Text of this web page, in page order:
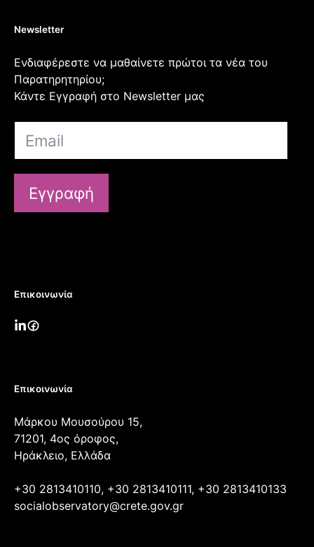
Newsletter
Ενδιαφέρεστε να μαθαίνετε πρώτοι τα νέα του
Παρατηρητηρίου;
Κάντε Εγγραφή στο Newsletter μας
Εγγραφή
Επικοινωνία
Επικοινωνία
Μάρκου Μουσούρου 15,
71201, 4ος όροφος,
Ηράκλειο, Ελλάδα
+30 2813410110, +30 2813410111, +30 2813410133
socialobservatory@crete.gov.gr